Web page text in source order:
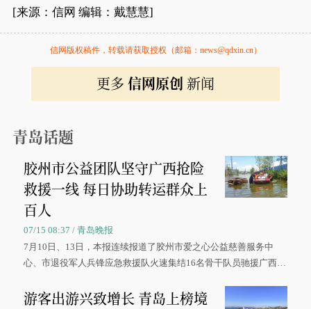
[来源：信网 编辑：戴慧慧]
信网版权稿件，转载请获取授权（邮箱：news@qdxin.cn）
更多 信网原创 新闻
青岛话题
胶州市公益团队坚守广西抢险
救援一线 每日协助转运群众上
百人
07/15 08:37 / 青岛晚报
7月10日、13日，本报连续报道了胶州市爱之心公益慈善服务中
心、市退役军人兵锋应急救援队火速集结16名骨干队员驰援广西灾
游客出游兴致增长 青岛上榜境